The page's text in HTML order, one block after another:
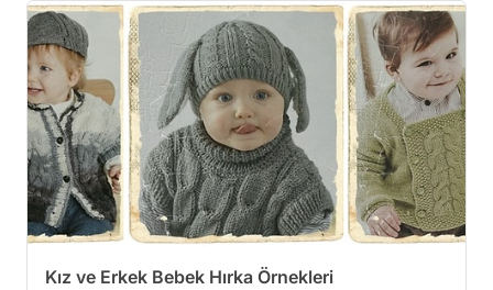
Kız ve Erkek Bebek Hırka Örnekleri